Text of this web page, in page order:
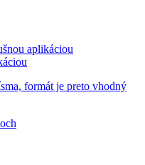
aplikáciou
formát je preto vhodný